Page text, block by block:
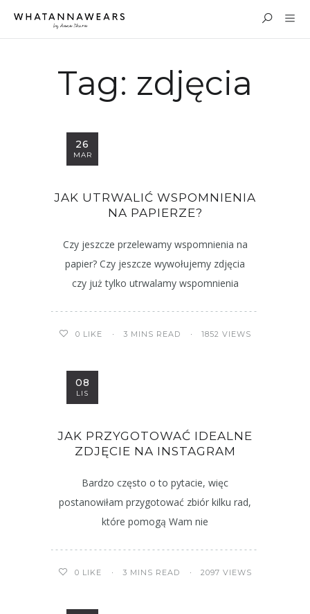
Tag: zdjęcia
26
MAR
JAK UTRWALIĆ WSPOMNIENIA
NA PAPIERZE?
Czy jeszcze przelewamy wspomnienia na
papier? Czy jeszcze wywołujemy zdjęcia
czy już tylko utrwalamy wspomnienia
0 LIKE 3 MINS READ 1852 VIEWS
08
LIS
JAK PRZYGOTOWAĆ IDEALNE
ZDJĘCIE NA INSTAGRAM
Bardzo często o to pytacie, więc
postanowiłam przygotować zbiór kilku rad,
które pomogą Wam nie
0 LIKE 3 MINS READ 2097 VIEWS